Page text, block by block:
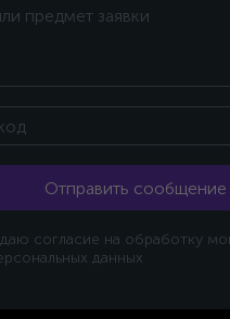
Отправить сообщение
согласие на обработку
данных